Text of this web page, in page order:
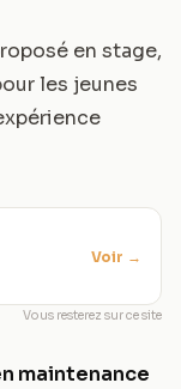
en stage,
les jeunes
Voir →
Vous resterez sur ce site
maintenance